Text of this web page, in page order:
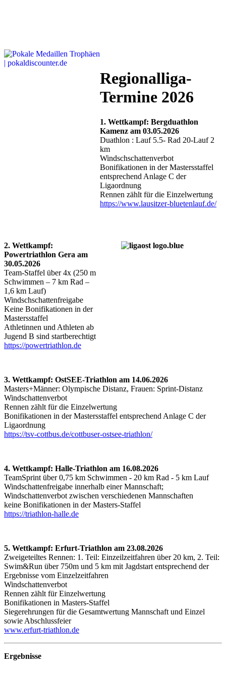
Regionalliga-
Termine 2026
1. Wettkampf: Bergduathlon
Kamenz am 03.05.2026
Duathlon : Lauf 5.5- Rad 20-Lauf 2
km
Windschschattenverbot
Bonifikationen in der Mastersstaffel
entsprechend Anlage C der
Ligaordnung
Rennen zählt für die Einzelwertung
https://www.lausitzer-bluetenlauf.de/
2. Wettkampf:
Powertriathlon Gera am
30.05.2026
Team-Staffel über 4x (250 m
Schwimmen – 7 km Rad –
1,6 km Lauf)
Windschschattenfreigabe
Keine Bonifikationen in der
Mastersstaffel
Athletinnen und Athleten ab
Jugend B sind startberechtigt
https://powertriathlon.de
3. Wettkampf: OstSEE-Triathlon am 14.06.2026
Masters+Männer: Olympische Distanz, Frauen: Sprint-Distanz
Windschattenverbot
Rennen zählt für die Einzelwertung
Bonifikationen in der Mastersstaffel entsprechend Anlage C der
Ligaordnung
https://tsv-cottbus.de/cottbuser-ostsee-triathlon/
4. Wettkampf: Halle-Triathlon am 16.08.2026
TeamSprint über 0,75 km Schwimmen - 20 km Rad - 5 km Lauf
Windschattenfreigabe innerhalb einer Mannschaft;
Windschattenverbot zwischen verschiedenen Mannschaften
keine Bonifikationen in der Masters-Staffel
https://triathlon-halle.de
5. Wettkampf: Erfurt-Triathlon am 23.08.2026
Zweigeteiltes Rennen: 1. Teil: Einzeilzeitfahren über 20 km, 2. Teil:
Swim&Run über 750m und 5 km mit Jagdstart entsprechend der
Ergebnisse vom Einzelzeitfahren
Windschattenverbot
Rennen zählt für Einzelwertung
Bonifikationen in Masters-Staffel
Siegerehrungen für die Gesamtwertung Mannschaft und Einzel
sowie Abschlussfeier
www.erfurt-triathlon.de
Ergebnisse